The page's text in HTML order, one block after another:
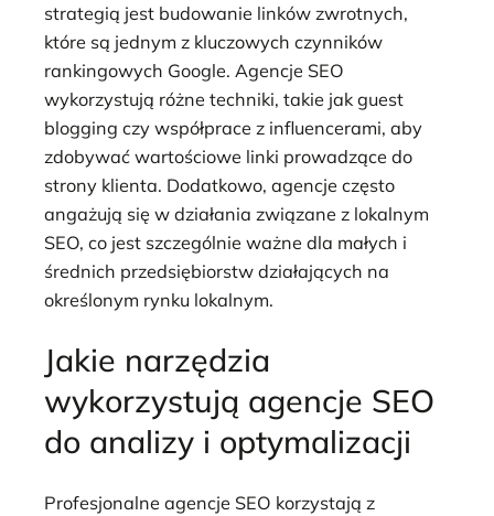
strategią jest budowanie linków zwrotnych,
które są jednym z kluczowych czynników
rankingowych Google. Agencje SEO
wykorzystują różne techniki, takie jak guest
blogging czy współprace z influencerami, aby
zdobywać wartościowe linki prowadzące do
strony klienta. Dodatkowo, agencje często
angażują się w działania związane z lokalnym
SEO, co jest szczególnie ważne dla małych i
średnich przedsiębiorstw działających na
określonym rynku lokalnym.
Jakie narzędzia
wykorzystują agencje SEO
do analizy i optymalizacji
Profesjonalne agencje SEO korzystają z